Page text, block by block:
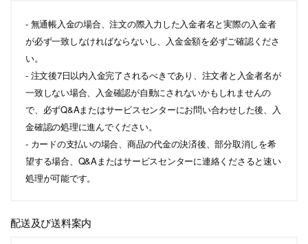
- 無通帳入金の場合、注文の際入力した入金者名と実際の入金者
が必ず一致しなければならないし、入金金額を必ずご確認くださ
い。
- 注文後7日以内入金完了されるべきであり、注文者と入金者名が
一致しない場合、入金確認が自動にされないかもしれませんの
で、必ずQ&Aまたはサービスセンターにお問い合わせした後、入
金確認の処理に進んでください。
- カードの支払いの場合、商品の代金の決済後、部分取消しを希
望する場合、Q&Aまたはサービスセンターに連絡くださると速い
処理が可能です。
配送及び送料案内